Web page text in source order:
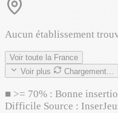
Aucun établissement
Voir toute la France
Voir plus
Chargement...
■ >= 70% : Bonne
Difficile Source :